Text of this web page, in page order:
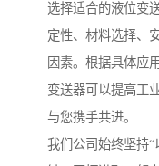
选择适合的液位变
定性、材料选择、
因素。根据具体应
变送器可以提高工
与您携手共进。
我们公司始终坚持